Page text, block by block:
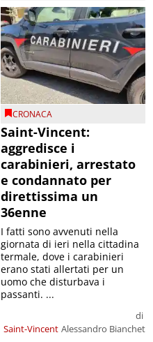
CRONACA
Saint-Vincent:
aggredisce i
carabinieri, arrestato
e condannato per
direttissima un
36enne
Saint-Vincent
di
Alessandro Bianchet
I fatti sono avvenuti nella
giornata di ieri nella cittadina
termale, dove i carabinieri
erano stati allertati per un
uomo che disturbava i
passanti. ...